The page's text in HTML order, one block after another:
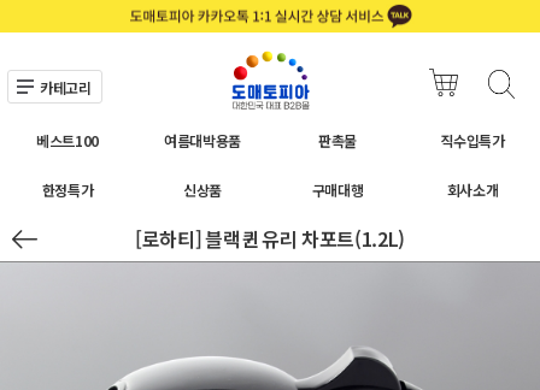
카테고리
베스트100 여름대박용품 판촉물 직수입특가
한정특가 신상품 구매대행 회사소개
[로하티] 블랙퀸 유리 차포트(1.2L)